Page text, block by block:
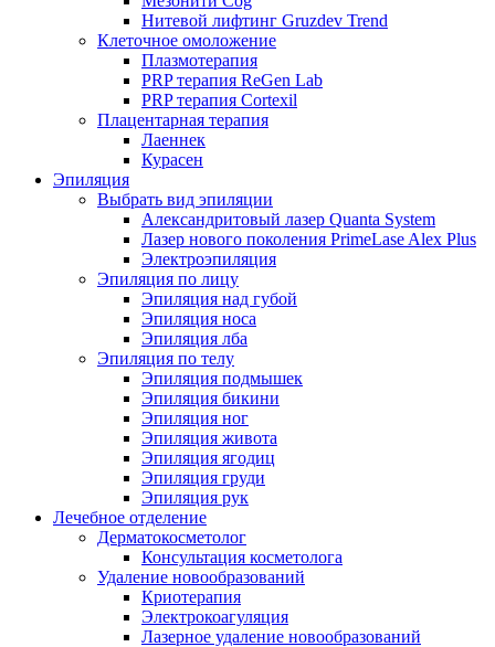
Нитевой лифтинг Gruzdev Trend
Клеточное омоложение
Плазмотерапия
PRP терапия ReGen Lab
PRP терапия Cortexil
Плацентарная терапия
Лаеннек
Курасен
Эпиляция
Выбрать вид эпиляции
Александритовый лазер Quanta System
Лазер нового поколения PrimeLase Alex Plus
Электроэпиляция
Эпиляция по лицу
Эпиляция над губой
Эпиляция носа
Эпиляция лба
Эпиляция по телу
Эпиляция подмышек
Эпиляция бикини
Эпиляция ног
Эпиляция живота
Эпиляция ягодиц
Эпиляция груди
Эпиляция рук
Лечебное отделение
Дерматокосметолог
Консультация косметолога
Удаление новообразований
Криотерапия
Электрокоагуляция
Лазерное удаление новообразований